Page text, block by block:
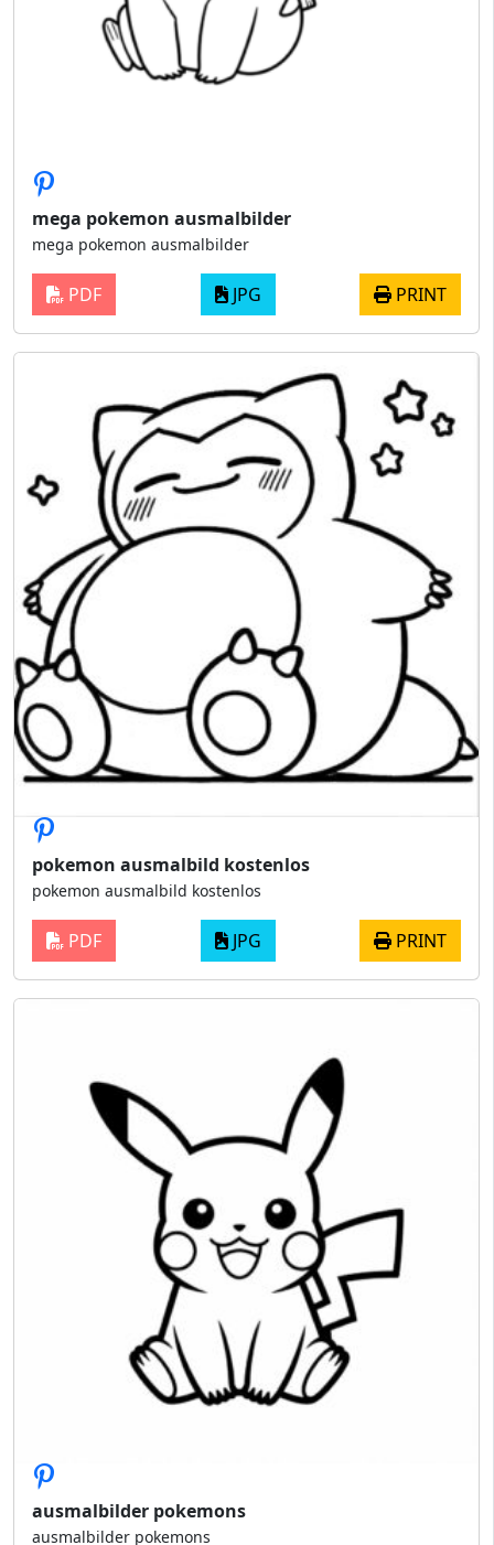
mega pokemon ausmalbilder
mega pokemon ausmalbilder
PDF JPG PRINT
pokemon ausmalbild kostenlos
pokemon ausmalbild kostenlos
PDF JPG PRINT
ausmalbilder pokemons
ausmalbilder pokemons